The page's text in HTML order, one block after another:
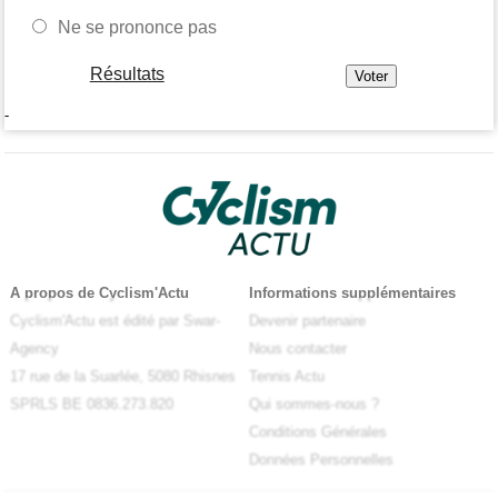
Ne se prononce pas
Résultats
-
A propos de Cyclism'Actu
Cyclism'Actu est édité par Swar-
Agency
17 rue de la Suarlée, 5080 Rhisnes
SPRLS BE 0836.273.820
Informations supplémentaires
Devenir partenaire
Nous contacter
Tennis Actu
Qui sommes-nous ?
Conditions Générales
Données Personnelles